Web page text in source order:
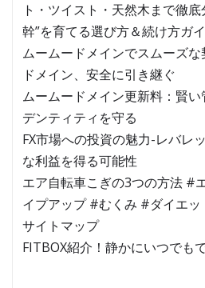
ト・ツイスト・天然木まで徹
幹”を育てる選び方＆続け方ガ
ムームードメインでスムーズ
ドメイン、安全に引き継ぐ
ムームードメイン更新料：賢
デンティティを守る
FX市場への投資の魅力-レバレ
な利益を得る可能性
エア自転車こぎの3つの方法 #
イプアップ #むくみ #ダイエッ
サイトマップ
FITBOX紹介！静かにいつでも